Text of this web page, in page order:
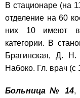
В стационаре (на
отделение на 60
них 10 имеют
категории. В
Брагинская, Д.
Набоко. Гл. врач
Больница № 14,